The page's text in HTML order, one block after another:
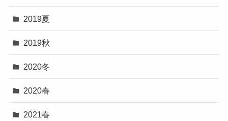
2019夏
2019秋
2020冬
2020春
2021春